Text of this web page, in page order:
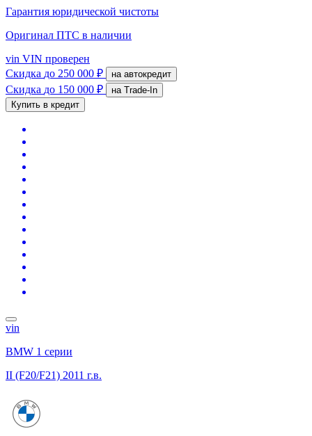
Гарантия юридической чистоты
Оригинал ПТС в наличии
vin VIN проверен
Скидка до 250 000 ₽ на автокредит
Скидка до 150 000 ₽
на Trade-In
Купить в кредит
vin
BMW 1 серии
II (F20/F21) 2011 г.в.